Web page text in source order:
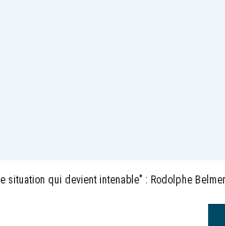
situation qui devient intenable" : Rodolphe